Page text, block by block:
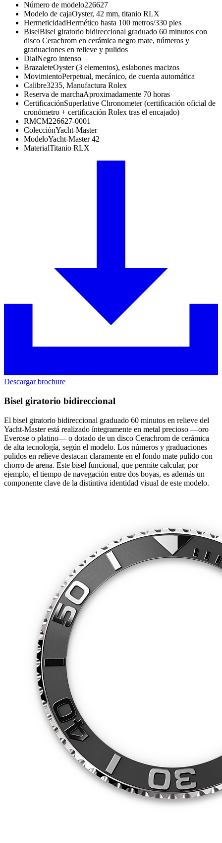
Número de modelo226627
Modelo de cajaOyster, 42 mm, titanio RLX
HermeticidadHermético hasta 100 metros/330 pies
BiselBisel giratorio bidireccional graduado 60 minutos con
disco Cerachrom en cerámica negro mate, números y
graduaciones en relieve y pulidos
DialNegro intenso
BrazaleteOyster (3 elementos), eslabones macizos
MovimientoPerpetual, mecánico, de cuerda automática
Calibre3235, Manufactura Rolex
Reserva de marchaAproximadamente 70 horas
CertificaciónSuperlative Chronometer (certificación oficial de
cronómetro + certificación Rolex tras el encajado)
RMCM226627-0001
ColecciónYacht-Master
ModeloYacht-Master 42
MaterialTitanio RLX
Descargar brochure
Bisel giratorio bidireccional
El bisel giratorio bidireccional graduado 60 minutos en relieve del
Yacht‑Master está realizado íntegramente en metal precioso —oro
Everose o platino— o dotado de un disco Cerachrom de cerámica
de alta tecnología, según el modelo. Los números y graduaciones
pulidos en relieve destacan claramente en el fondo mate pulido con
chorro de arena. Este bisel funcional, que permite calcular, por
ejemplo, el tiempo de navegación entre dos boyas, es además un
componente clave de la distintiva identidad visual de este modelo.